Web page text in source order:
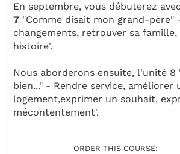
En septembre, vous débuterez
7 "Comme disait mon grand-père"
changements, retrouver sa
histoire'.
Nous aborderons ensuite, l'unité 8
bien..." - Rendre service, améliorer
logement,exprimer un souhait,
mécontentement'.
ORDER THIS COURSE: